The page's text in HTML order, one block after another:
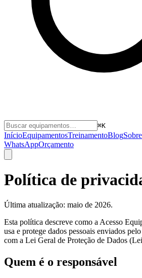
⌘K
InícioEquipamentosTreinamentoBlogSobre
WhatsAppOrçamento
Política de
Última atualização: maio de 2026.
Esta política descreve como a Acesso
usa e protege dados pessoais enviados
com a Lei Geral de Proteção de Dados
Quem é o responsável